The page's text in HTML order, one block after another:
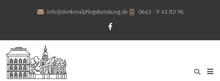
info@denkmalpflegeberatung.de 0661 - 9 41 83 96